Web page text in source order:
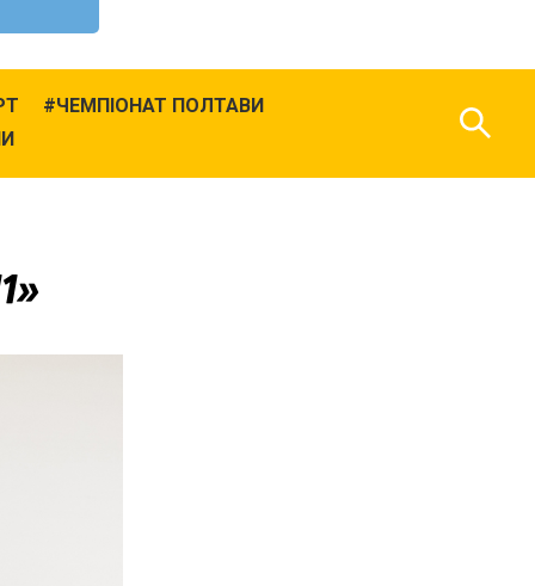
ЧЕМПІОНАТ ПОЛТАВИ